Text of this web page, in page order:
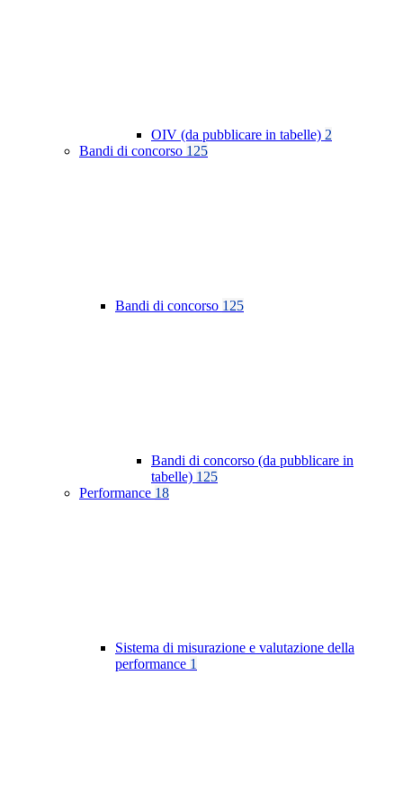
OIV (da pubblicare in tabelle) 2
Bandi di concorso 125
Bandi di concorso 125
Bandi di concorso (da pubblicare in
tabelle) 125
Performance 18
Sistema di misurazione e valutazione della
performance 1